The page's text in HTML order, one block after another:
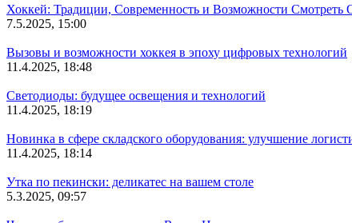
Хоккей: Традиции, Современность и Возможности Смотреть
7.5.2025, 15:00
Вызовы и возможности хоккея в эпоху цифровых технологий
11.4.2025, 18:48
Светодиоды: будущее освещения и технологий
11.4.2025, 18:19
Новинка в сфере складского оборудования: улучшение
11.4.2025, 18:14
Утка по пекински: деликатес на вашем столе
5.3.2025, 09:57